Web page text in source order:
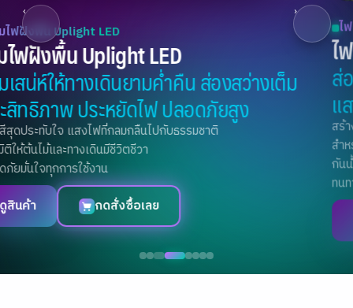
ไฟส่องต้นไม้ LED Garden Light
ไฟส่องต้นไม้ LED Garden Light
ส่องต้นไม้ให้โดดเด่น... สร้างมุมมองใหม่กับ
แสงสว่างที่นุ่มนวล
สร้างบรรยากาศอบอุ่น ผ่อนคลาย น่ามองในทุกค่ำคืน
สำหรับส่องต้นไม้ แต่งสวน เพิ่มแสงสว่างให้ต้นไม้ดูโดดเด่น
กันน้ำ ทนแดด ท้าทายทุกฤดู ปลอดภัยมั่นใจด้วยมาตรฐาน IP65
ทนทานต่อฝนและแสงแดด เหมาะสำหรับงาน Outdoor
ดูสินค้า
ทักไลน์สั่งซื้อ
‹ ›